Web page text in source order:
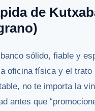
de
sólido, fiable y
oficina física y el trato
no te importa la
antes que